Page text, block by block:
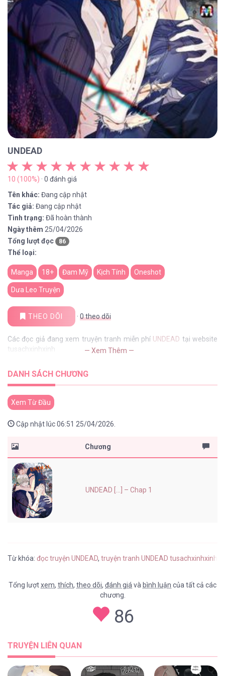
UNDEAD
10 (100%) · 0 đánh giá
Tên khác: Đang cập nhật
Tác giả: Đang cập nhật
Tình trạng: Đã hoàn thành
Ngày thêm 25/04/2026
Tổng lượt đọc
86
Thể loại:
Manga 18+ Đam Mỹ Kịch Tính Oneshot
Dưa Leo Truyện
THEO DÕI · 0theo dõi
Các đọc giả đang xem truyện tranh miễn phí UNDEAD tại website
tusachxinhxinh
— Xem Thêm —
DANH SÁCH CHƯƠNG
Xem Từ Đầu
Cập nhật lúc 06:51 25/04/2026.
Chương
UNDEAD [...] – Chap 1
Từ khóa: đọc truyện UNDEAD, truyện tranh UNDEAD tusachxinhxinh
Tổng lượtxem, thích, theo dõi, đánh giá và bình luận của tất cả các
chương.
86
TRUYỆN LIÊN QUAN